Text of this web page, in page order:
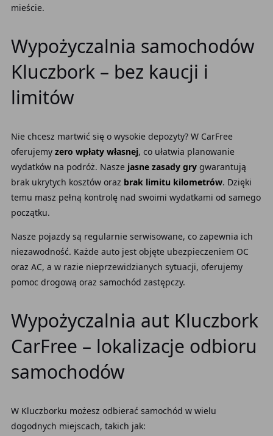
mieście.
Wypożyczalnia samochodów
Kluczbork – bez kaucji i
limitów
Nie chcesz martwić się o wysokie depozyty? W CarFree
oferujemy zero wpłaty własnej, co ułatwia planowanie
wydatków na podróż. Nasze jasne zasady grygwarantują
brak ukrytych kosztów oraz brak limitu kilometrów. Dzięki
temu masz pełną kontrolę nad swoimi wydatkami od samego
początku.
Nasze pojazdy są regularnie serwisowane, co zapewnia ich
niezawodność. Każde auto jest objęte ubezpieczeniem OC
oraz AC, a w razie nieprzewidzianych sytuacji, oferujemy
pomoc drogową oraz samochód zastępczy.
Wypożyczalnia aut Kluczbork
CarFree – lokalizacje odbioru
samochodów
W Kluczborku możesz odbierać samochód w wielu
dogodnych miejscach, takich jak: